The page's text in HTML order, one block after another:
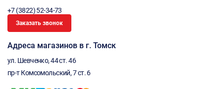
+7 (3822) 52-34-73
Заказать звонок
Адреса магазинов в г. Томск
ул. Шевченко, 44 ст. 46
пр-т Комсомольский, 7 ст. 6